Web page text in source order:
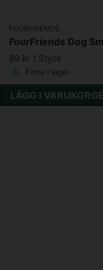
FOURFRIENDS
89 kr / Styck
Finns i lager
LÄGG I